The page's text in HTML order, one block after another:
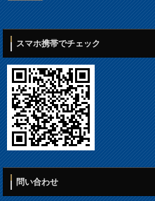
スマホ携帯でチェック
問い合わせ